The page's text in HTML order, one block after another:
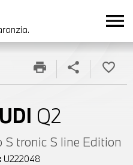
menu
Q2
tronic S line Edition
U222048
print share favorite_border